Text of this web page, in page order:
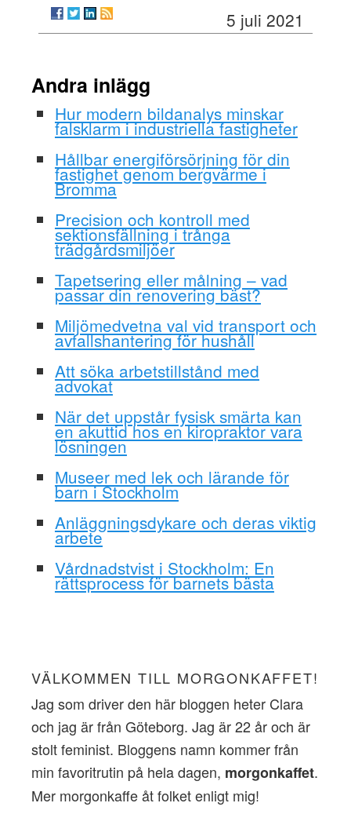
5 juli 2021
Andra inlägg
Hur modern bildanalys minskar
falsklarm i industriella fastigheter
Hållbar energiförsörjning för din
fastighet genom bergvärme i
Bromma
Precision och kontroll med
sektionsfällning i trånga
trädgårdsmiljöer
Tapetsering eller målning – vad
passar din renovering bäst?
Miljömedvetna val vid transport och
avfallshantering för hushåll
Att söka arbetstillstånd med
advokat
När det uppstår fysisk smärta kan
en akuttid hos en kiropraktor vara
lösningen
Museer med lek och lärande för
barn i Stockholm
Anläggningsdykare och deras viktig
arbete
Vårdnadstvist i Stockholm: En
rättsprocess för barnets bästa
VÄLKOMMEN TILL MORGONKAFFET!
Jag som driver den här bloggen heter Clara
och jag är från Göteborg. Jag är 22 år och är
stolt feminist. Bloggens namn kommer från
min favoritrutin på hela dagen, morgonkaffet.
Mer morgonkaffe åt folket enligt mig!